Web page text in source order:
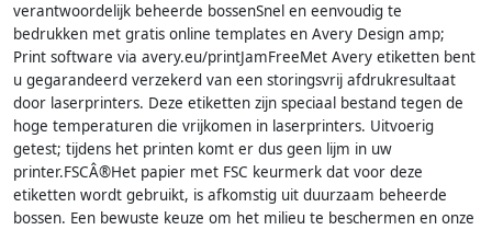
verantwoordelijk beheerde bossenSnel en eenvoudig te
bedrukken met gratis online templates en Avery Design amp;
Print software via avery.eu/printJamFreeMet Avery etiketten bent
u gegarandeerd verzekerd van een storingsvrij afdrukresultaat
door laserprinters. Deze etiketten zijn speciaal bestand tegen de
hoge temperaturen die vrijkomen in laserprinters. Uitvoerig
getest; tijdens het printen komt er dus geen lijm in uw
printer.FSCÂ®Het papier met FSC keurmerk dat voor deze
etiketten wordt gebruikt, is afkomstig uit duurzaam beheerde
bossen. Een bewuste keuze om het milieu te beschermen en onze